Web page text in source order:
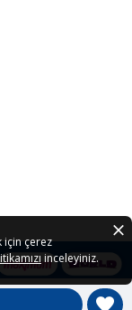
için çerez
inceleyiniz.